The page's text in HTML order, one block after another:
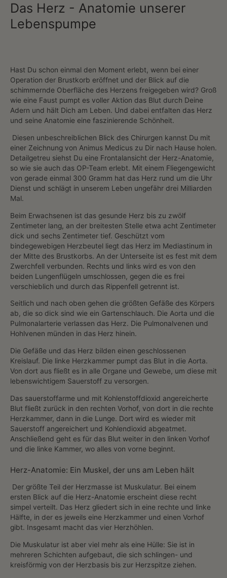
Das Herz - Anatomie unserer
Lebenspumpe
Hast Du schon einmal den Moment erlebt, wenn bei einer
Operation der Brustkorb eröffnet und der Blick auf die
schimmernde Oberfläche des Herzens freigegeben wird? Groß
wie eine Faust pumpt es voller Aktion das Blut durch Deine
Adern und hält Dich am Leben. Und dabei entfalten das Herz
und seine Anatomie eine faszinierende Schönheit.
Diesen unbeschreiblichen Blick des Chirurgen kannst Du mit
einer Zeichnung von Animus Medicus zu Dir nach Hause holen.
Detailgetreu siehst Du eine Frontalansicht der Herz-Anatomie,
so wie sie auch das OP-Team erlebt. Mit einem Fliegengewicht
von gerade einmal 300 Gramm hat das Herz rund um die Uhr
Dienst und schlägt in unserem Leben ungefähr drei Milliarden
Mal.
Beim Erwachsenen ist das gesunde Herz bis zu zwölf
Zentimeter lang, an der breitesten Stelle etwa acht Zentimeter
dick und sechs Zentimeter tief. Geschützt vom
bindegewebigen Herzbeutel liegt das Herz im Mediastinum in
der Mitte des Brustkorbs. An der Unterseite ist es fest mit dem
Zwerchfell verbunden. Rechts und links wird es von den
beiden Lungenflügeln umschlossen, gegen die es frei
verschieblich und durch das Rippenfell getrennt ist.
Seitlich und nach oben gehen die größten Gefäße des Körpers
ab, die so dick sind wie ein Gartenschlauch. Die Aorta und die
Pulmonalarterie verlassen das Herz. Die Pulmonalvenen und
Hohlvenen münden in das Herz hinein.
Die Gefäße und das Herz bilden einen geschlossenen
Kreislauf. Die linke Herzkammer pumpt das Blut in die Aorta.
Von dort aus fließt es in alle Organe und Gewebe, um diese mit
lebenswichtigem Sauerstoff zu versorgen.
Das sauerstoffarme und mit Kohlenstoffdioxid angereicherte
Blut fließt zurück in den rechten Vorhof, von dort in die rechte
Herzkammer, dann in die Lunge. Dort wird es wieder mit
Sauerstoff angereichert und Kohlendioxid abgeatmet.
Anschließend geht es für das Blut weiter in den linken Vorhof
und die linke Kammer, wo alles von vorne beginnt.
Herz-Anatomie: Ein Muskel, der uns am Leben hält
Der größte Teil der Herzmasse ist Muskulatur. Bei einem
ersten Blick auf die Herz-Anatomie erscheint diese recht
simpel verteilt. Das Herz gliedert sich in eine rechte und linke
Hälfte, in der es jeweils eine Herzkammer und einen Vorhof
gibt. Insgesamt macht das vier Herzhöhlen.
Die Muskulatur ist aber viel mehr als eine Hülle: Sie ist in
mehreren Schichten aufgebaut, die sich schlingen- und
kreisförmig von der Herzbasis bis zur Herzspitze ziehen.